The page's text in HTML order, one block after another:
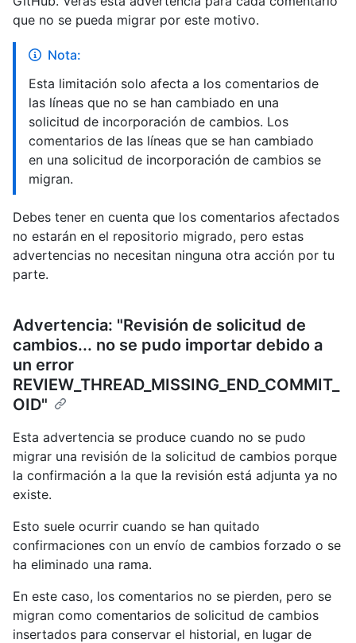
que no se pueda migrar por este motivo.
Nota:
Esta limitación solo afecta a los comentarios de
las líneas que no se han cambiado en una
solicitud de incorporación de cambios. Los
comentarios de las líneas que se han cambiado
en una solicitud de incorporación de cambios se
migran.
Debes tener en cuenta que los comentarios afectados
no estarán en el repositorio migrado, pero estas
advertencias no necesitan ninguna otra acción por tu
parte.
Advertencia: "Revisión de solicitud de
cambios... no se pudo importar debido a
un error
REVIEW_THREAD_MISSING_END_COMMIT_
OID"
Esta advertencia se produce cuando no se pudo
migrar una revisión de la solicitud de cambios porque
la confirmación a la que la revisión está adjunta ya no
existe.
Esto suele ocurrir cuando se han quitado
confirmaciones con un envío de cambios forzado o se
ha eliminado una rama.
En este caso, los comentarios no se pierden, pero se
migran como comentarios de solicitud de cambios
insertados para conservar el historial, en lugar de